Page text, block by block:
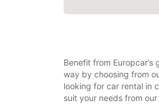
Benefit from
way by choosing from
looking for car rental in
suit your needs from